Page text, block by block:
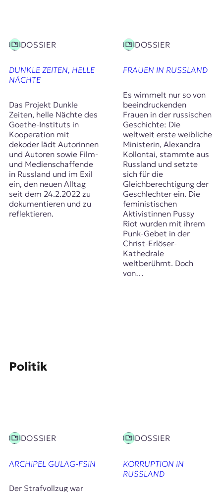
DOSSIER
DUNKLE ZEITEN, HELLE
NÄCHTE
Das Projekt Dunkle
Zeiten, helle Nächte des
Goethe-Instituts in
Kooperation mit
dekoder lädt Autorinnen
und Autoren sowie Film-
und Medienschaffende
in Russland und im Exil
ein, den neuen Alltag
seit dem 24.2.2022 zu
dokumentieren und zu
reflektieren.
DOSSIER
FRAUEN IN RUSSLAND
Es wimmelt nur so von
beeindruckenden
Frauen in der russischen
Geschichte: Die
weltweit erste weibliche
Ministerin, Alexandra
Kollontai, stammte aus
Russland und setzte
sich für die
Gleichberechtigung der
Geschlechter ein. Die
feministischen
Aktivistinnen Pussy
Riot wurden mit ihrem
Punk-Gebet in der
Christ-Erlöser-
Kathedrale
weltberühmt. Doch
von…
Politik
DOSSIER
ARCHIPEL GULAG-FSIN
Der Strafvollzug war
DOSSIER
KORRUPTION IN
RUSSLAND